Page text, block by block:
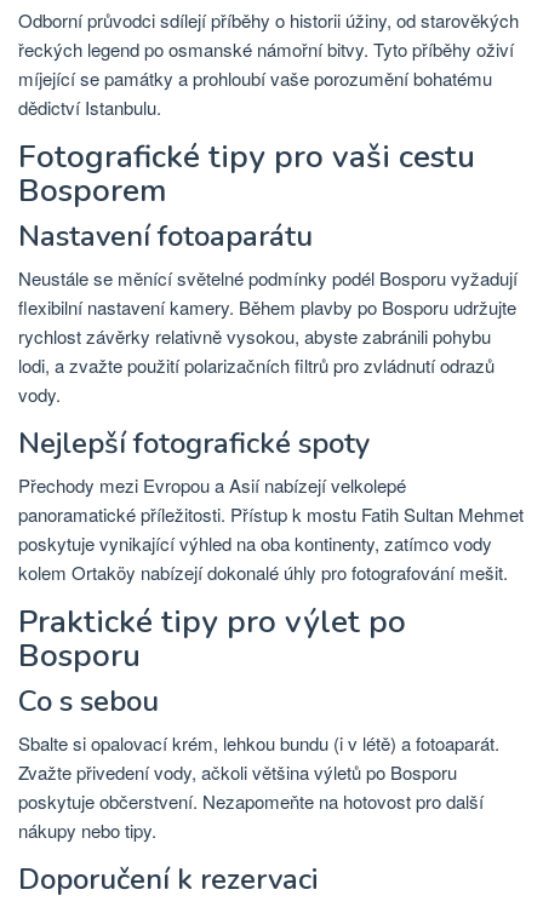
Odborní průvodci sdílejí příběhy o historii úžiny, od starověkých
řeckých legend po osmanské námořní bitvy. Tyto příběhy oživí
míjející se památky a prohloubí vaše porozumění bohatému
dědictví Istanbulu.
Fotografické tipy pro vaši cestu
Bosporem
Nastavení fotoaparátu
Neustále se měnící světelné podmínky podél Bosporu vyžadují
flexibilní nastavení kamery. Během plavby po Bosporu udržujte
rychlost závěrky relativně vysokou, abyste zabránili pohybu
lodi, a zvažte použití polarizačních filtrů pro zvládnutí odrazů
vody.
Nejlepší fotografické spoty
Přechody mezi Evropou a Asií nabízejí velkolepé
panoramatické příležitosti. Přístup k mostu Fatih Sultan Mehmet
poskytuje vynikající výhled na oba kontinenty, zatímco vody
kolem Ortaköy nabízejí dokonalé úhly pro fotografování mešit.
Praktické tipy pro výlet po
Bosporu
Co s sebou
Sbalte si opalovací krém, lehkou bundu (i v létě) a fotoaparát.
Zvažte přivedení vody, ačkoli většina výletů po Bosporu
poskytuje občerstvení. Nezapomeňte na hotovost pro další
nákupy nebo tipy.
Doporučení k rezervaci